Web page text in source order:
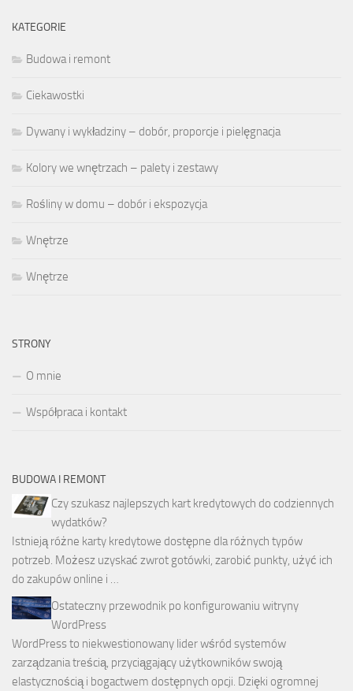
KATEGORIE
Budowa i remont
Ciekawostki
Dywany i wykładziny – dobór, proporcje i pielęgnacja
Kolory we wnętrzach – palety i zestawy
Rośliny w domu – dobór i ekspozycja
Wnętrze
Wnętrze
STRONY
O mnie
Współpraca i kontakt
BUDOWA I REMONT
Czy szukasz najlepszych kart kredytowych do codziennych
wydatków?
Istnieją różne karty kredytowe dostępne dla różnych typów
potrzeb. Możesz uzyskać zwrot gotówki, zarobić punkty, użyć ich
do zakupów online i …
Ostateczny przewodnik po konfigurowaniu witryny
WordPress
WordPress to niekwestionowany lider wśród systemów
zarządzania treścią, przyciągający użytkowników swoją
elastycznością i bogactwem dostępnych opcji. Dzięki ogromnej